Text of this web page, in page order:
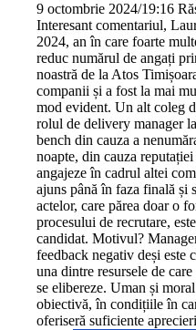
9 octombrie 2024/19:16
Interesant comentariul,
2024, an în care foarte
reduc numărul de angați
noastră de la Atos
companii și a fost la mai
mod evident. Un alt coleg
rolul de delivery manager
bench din cauza a
noapte, din cauza
angajeze în cadrul altei
ajuns până în faza finală și
actelor, care părea doar o
procesului de recrutare,
candidat. Motivul?
feedback negativ deși este
una dintre resursele de
se elibereze. Uman și
obiectivă, în condițiile în
oferiseră suficiente